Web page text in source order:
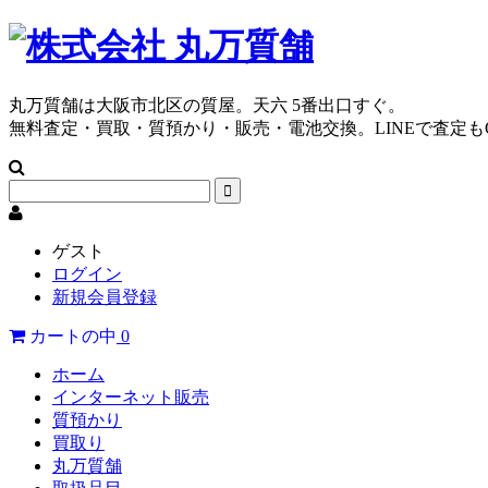
丸万質舗は大阪市北区の質屋。天六 5番出口すぐ。
無料査定・買取・質預かり・販売・電池交換。LINEで査定
ゲスト
ログイン
新規会員登録
カートの中 0
ホーム
インターネット販売
質預かり
買取り
丸万質舗